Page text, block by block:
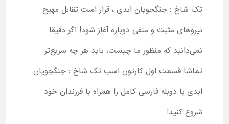
تک شاخ : جنگجویان ابدی ، قرار است تقابل مهیج
نیروهای مثبت و منفی دوباره آغاز شود! اگر دقیقا
نمی‌دانید که منظور ما چیست، باید هر چه سریع‌تر
تماشا قسمت اول کارتون اسب تک شاخ : جنگجویان
ابدی با دوبله فارسی کامل را همراه با فرزندان خود
شروع کنید!